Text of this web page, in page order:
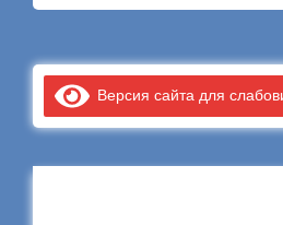
Версия сайта для